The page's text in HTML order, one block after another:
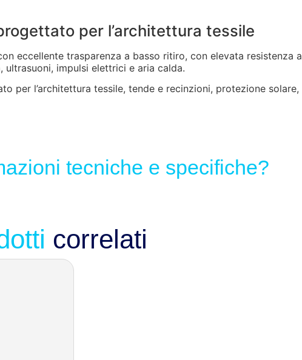
per l’architettura tessile
eccellente trasparenza a basso ritiro, con elevata
impulsi elettrici e aria calda.
per l’architettura tessile, tende e recinzioni, protezione
tecniche e specifiche?
correlati